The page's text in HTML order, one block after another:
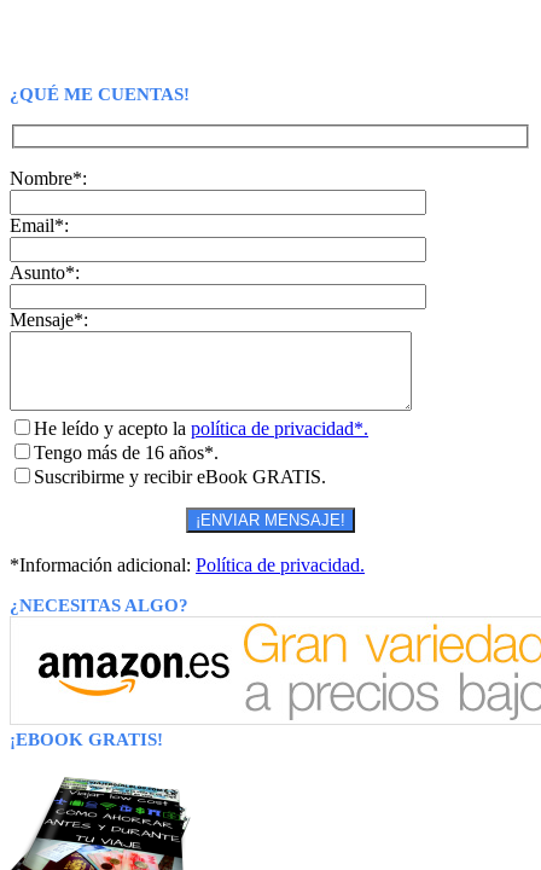
¿QUÉ ME CUENTAS!
Nombre*:
Email*:
Asunto*:
Mensaje*:
He leído y acepto la política de privacidad*.
Tengo más de 16 años*.
Suscribirme y recibir eBook GRATIS.
*Información adicional: Política de privacidad.
¿NECESITAS ALGO?
¡EBOOK GRATIS!